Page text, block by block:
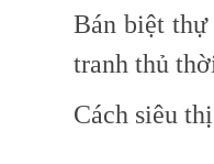
Bán biệt thự
tranh thủ
Cách siêu